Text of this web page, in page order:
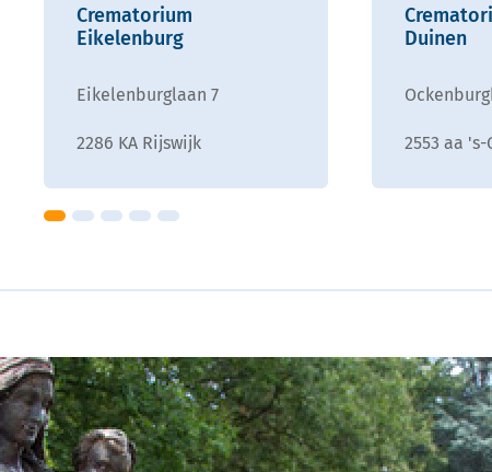
Crematorium
Eikelenburg
Eikelenburglaan 7
2286 KA Rijswijk
Duinen
2553 aa 's-